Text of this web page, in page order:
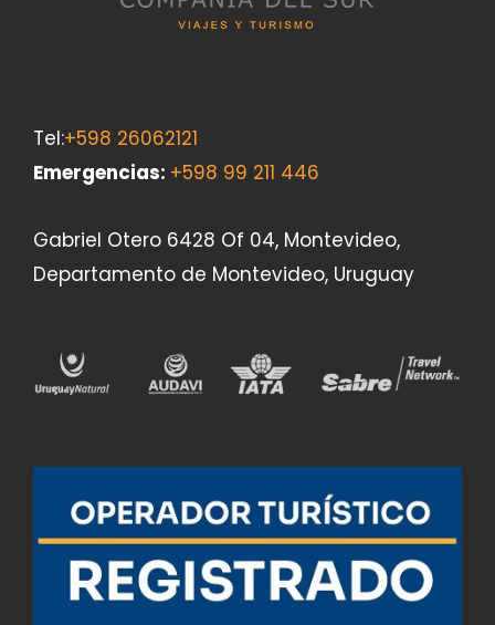
Tel:+598 26062121
Emergencias: +598 99 211 446
Gabriel Otero 6428 Of 04, Montevideo,
Departamento de Montevideo, Uruguay